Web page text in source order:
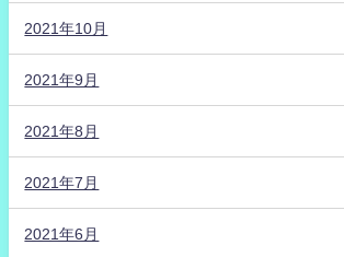
2021年10月
2021年9月
2021年8月
2021年7月
2021年6月